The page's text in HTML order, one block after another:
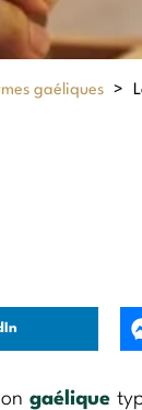
gaéliques >
gaélique